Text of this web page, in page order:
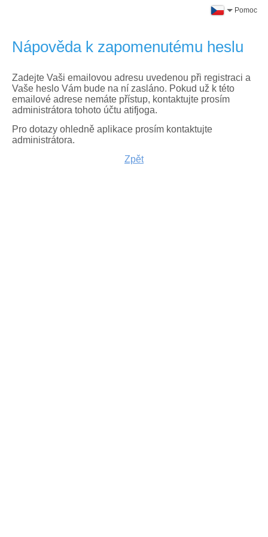
Pomoc
Nápověda k zapomenutému heslu
Zadejte Vaši emailovou adresu uvedenou při registraci a
Vaše heslo Vám bude na ní zasláno. Pokud už k této
emailové adrese nemáte přístup, kontaktujte prosím
administrátora tohoto účtu atifjoga.
Pro dotazy ohledně aplikace prosím kontaktujte
administrátora.
Zpět